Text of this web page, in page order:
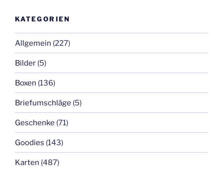
KATEGORIEN
Allgemein (227)
Bilder (5)
Boxen (136)
Briefumschläge (5)
Geschenke (71)
Goodies (143)
Karten (487)